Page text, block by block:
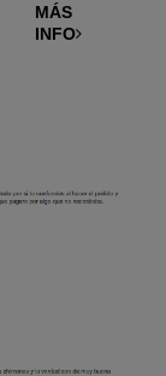
MÁS
INFO